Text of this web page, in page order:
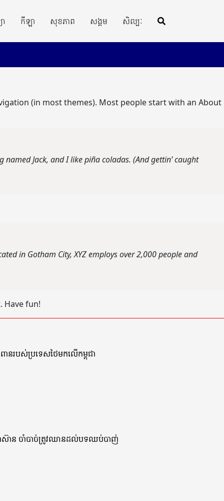
កីឡា សុខភាព សង្គម សិល្បៈ
(in most themes). Most people start with an About
Jack, and I like piña coladas. (And gettin’ caught
in Gotham City, XYZ employs over 2,000 people and
Have fun!
ានរបស់ប្រទេសថៃមកលើកម្ពុជា
អាស៊ាន ចាំបាច់ត្រូវឈានដល់បទឈប់បាញ់